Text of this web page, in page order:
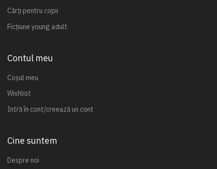
Cărți pentru copii
Ficțiune young adult
Contul meu
Coșul meu
Wishlist
Intră în cont/creează un cont
Cine suntem
Despre noi